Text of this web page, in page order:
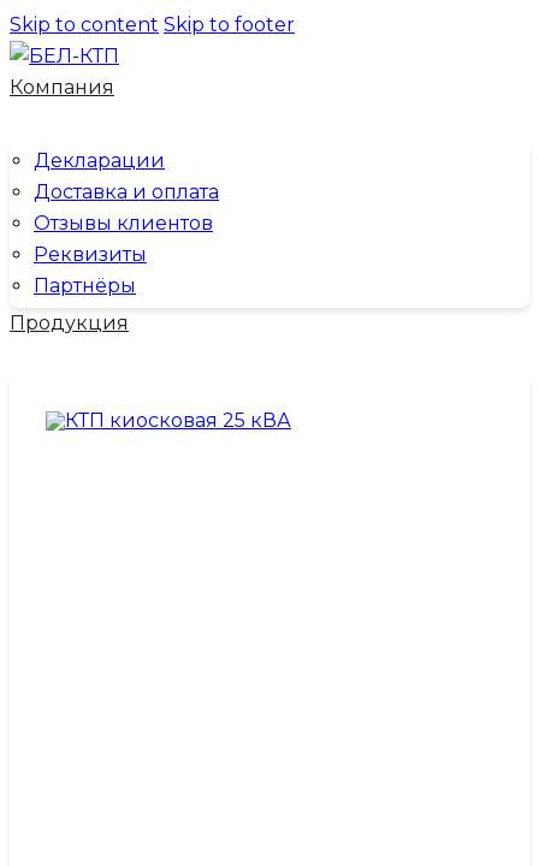
Skip to content Skip to footer
Компания
Декларации
Доставка и оплата
Отзывы клиентов
Реквизиты
Партнёры
Продукция